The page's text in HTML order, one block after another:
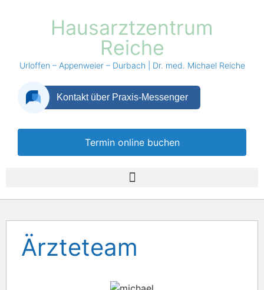
Hausarztzentrum
Reiche
Urloffen – Appenweier – Durbach | Dr. med. Michael Reiche
Termin online buchen
Ärzteteam